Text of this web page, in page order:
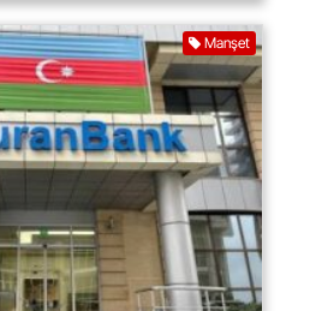
Manşet